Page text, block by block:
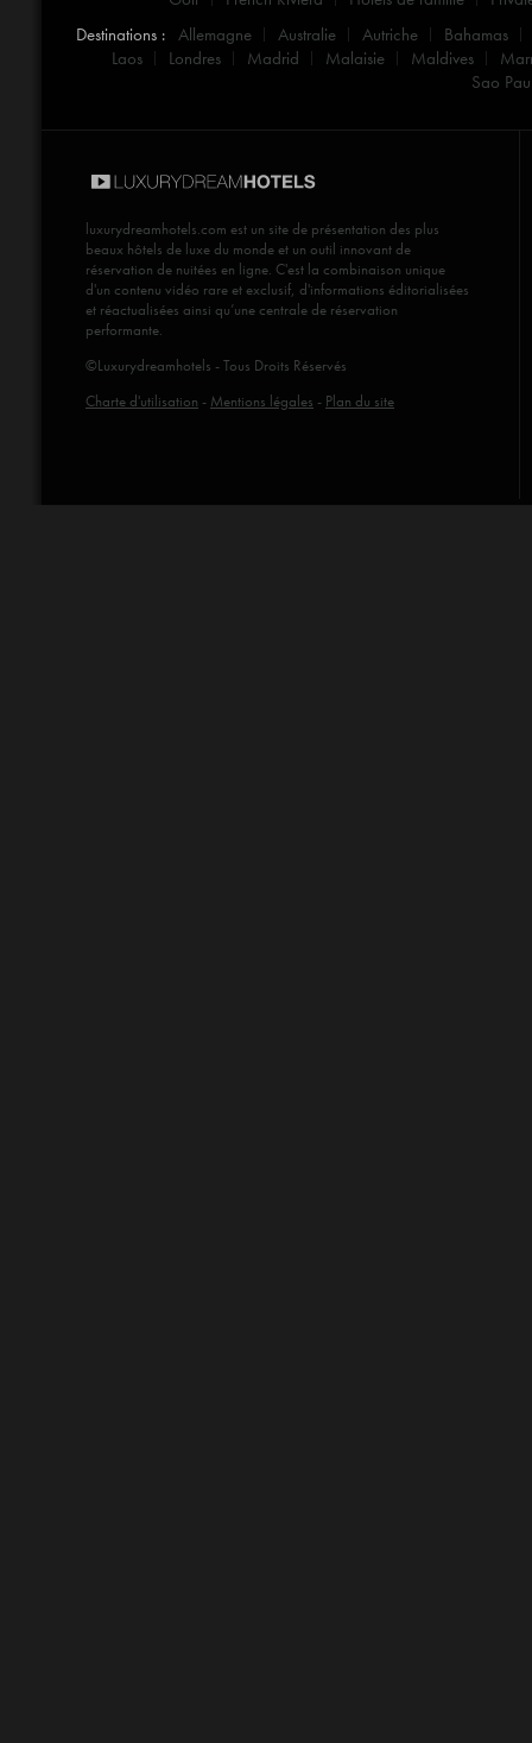
Destinations : Allemagne Australie Autriche
Bahamas
Laos
Londres Madrid Malaisie Maldives
Sao
luxurydreamhotels.com est un site de présentation des plus
beaux hôtels de luxe du monde et un outil innovant de
réservation de nuitées en ligne. C'est la combinaison unique
d'un contenu vidéo rare et exclusif, d'informations éditorialisées
et réactualisées ainsi qu’une centrale de réservation
performante.
©Luxurydreamhotels - Tous Droits Réservés
Charte d'utilisation - Mentions légales - Plan du site